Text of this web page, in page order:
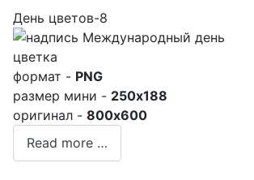
День цветов-8
формат - PNG
размер мини - 250x188
оригинал - 800x600
Read more …